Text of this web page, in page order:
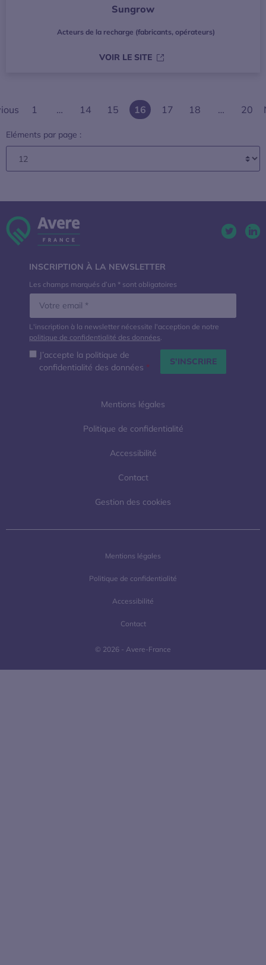
Sungrow
Acteurs de la recharge (fabricants, opérateurs)
VOIR LE SITES’OUVRE DANS UNE
1 … 14 15 16 17 18 … 20
Eléments par page :
Mentions légales
Politique de confidentialité
Accessibilité
Contact
Gestion des cookies
INSCRIPTION À LA NEWSLETTER
Les champs marqués d’un * sont obligatoires
L'inscription à la newsletter nécessite l'acception de notre
politique de confidentialité des données.
J’accepte la politique de
confidentialité des données *
Mentions légales
Politique de confidentialité
Accessibilité
Contact
© 2026 - Avere-France